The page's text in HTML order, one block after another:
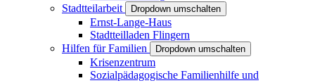
Stadtteilarbeit
Dropdown umschalten
Ernst-Lange-Haus
Stadtteilladen Flingern
Hilfen für Familien
Dropdown umschalten
Krisenzentrum
Sozialpädagogische Familienhilfe und